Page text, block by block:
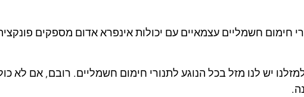
חימום חשמליים עצמאיים עם יכולות אינפרא אדום מספקים
יש לנו מזל בכל הנוגע לתנורי חימום חשמליים. רובם, אם לא